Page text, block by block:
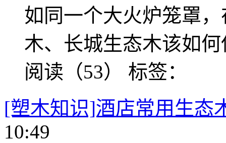
如同一个大火炉笼罩
木、长城生态木该如
阅读（53） 标签：
[塑木知识]酒店常用生态
10:49